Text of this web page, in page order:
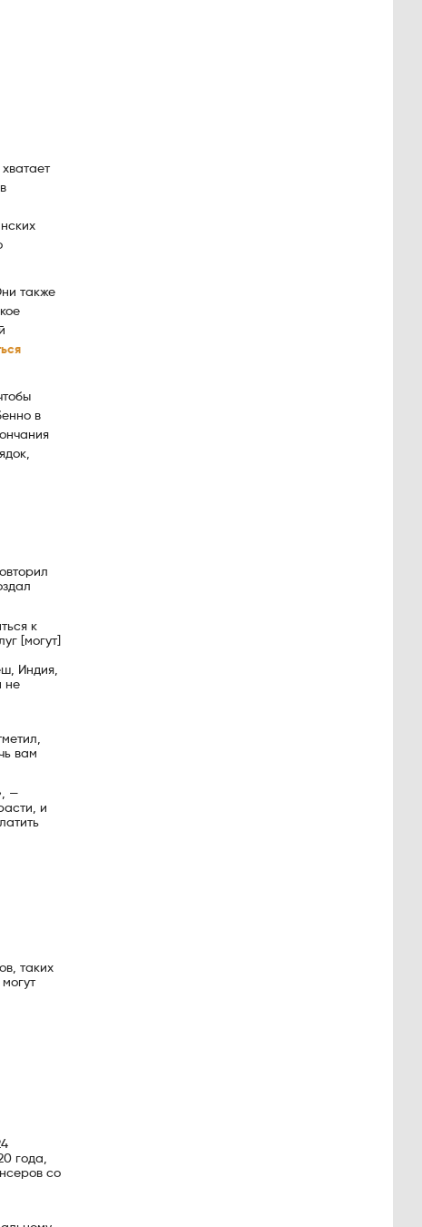
также
в
к
[могут]
Индия,
не
вам
—
и
таких
года,
со